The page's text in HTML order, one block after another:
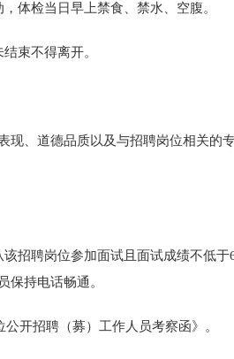
体检当日早上禁食、禁水、空腹。
束不得离开。
现、道德品质以及与招聘岗位相关的
招聘岗位参加面试且面试成绩不低
保持电话畅通。
开招聘（募）工作人员考察函》。